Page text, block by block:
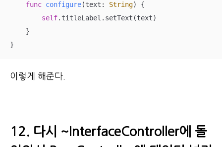
func configure(text : String)
{
self.titleLabel.setText(text)
    }
}
이렇게 해준다.
12. 다시 ~InterfaceController에 돌